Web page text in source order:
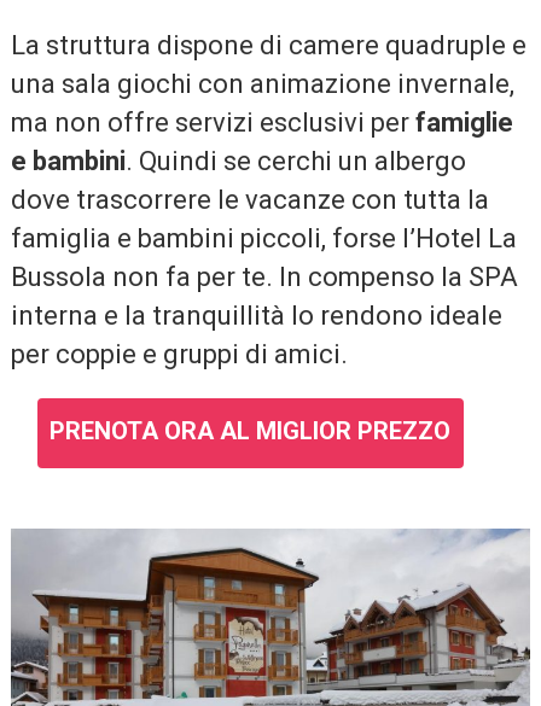
La struttura dispone di camere quadruple e
una sala giochi con animazione invernale,
ma non offre servizi esclusivi per famiglie
e bambini. Quindi se cerchi un albergo
dove trascorrere le vacanze con tutta la
famiglia e bambini piccoli, forse l’Hotel La
Bussola non fa per te. In compenso la SPA
interna e la tranquillità lo rendono ideale
per coppie e gruppi di amici.
PRENOTA ORA AL MIGLIOR PREZZO